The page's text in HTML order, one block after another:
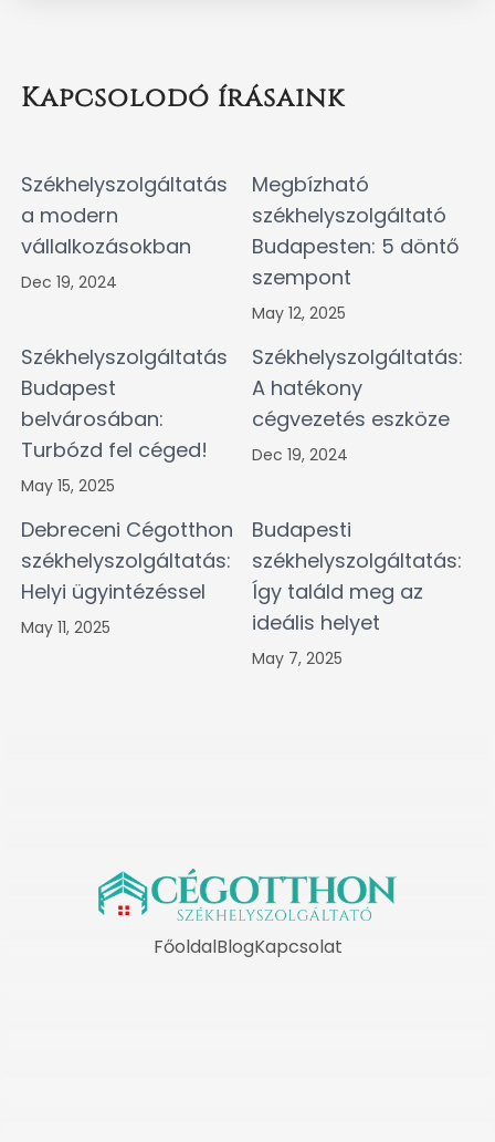
Kapcsolodó írásaink
Székhelyszolgáltatás
a modern
vállalkozásokban
Dec 19, 2024
Megbízható
székhelyszolgáltató
Budapesten: 5 döntő
szempont
May 12, 2025
Székhelyszolgáltatás
Budapest
belvárosában:
Turbózd fel céged!
May 15, 2025
Székhelyszolgáltatás:
A hatékony
cégvezetés eszköze
Dec 19, 2024
Debreceni Cégotthon
székhelyszolgáltatás:
Helyi ügyintézéssel
May 11, 2025
Budapesti
székhelyszolgáltatás:
Így találd meg az
ideális helyet
May 7, 2025
FőoldalBlogKapcsolat